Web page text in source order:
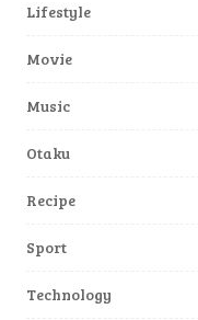
Lifestyle
Movie
Music
Otaku
Recipe
Sport
Technology